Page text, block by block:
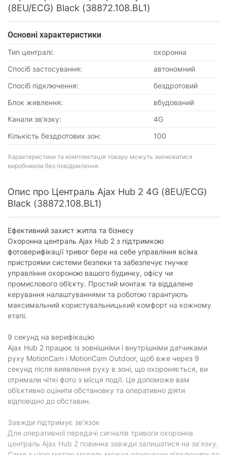
(8EU/ECG) Black (38872.108.BL1)
Основнi характеристики
Тип централі:
охоронна
Спосіб застосування:
автономний
Спосіб підключення:
бездротовий
Блок живлення:
вбудований
Канали зв'язку:
4G
Кількість бездротових зон:
100
Характеристики та комплектація товару можуть змінюватися
виробником без повідомлення.
Опис про Централь Ajax Hub 2 4G (8EU/ECG)
Black (38872.108.BL1)
Ефективний захист житла та бізнесу
Охоронна централь Ajax Hub 2 з підтримкою
фотоверифікації тривог бере на себе управління всіма
пристроями системи безпеки та забезпечує гнучке
управління охороною вашого будинку, офісу чи
промислового об’єкту. Простий монтаж та віддалене
керування налаштуваннями та роботою гарантують
максимальний користувальницький комфорт на кожному
етапі.
9 секунд на верифікацію
Ajax Hub 2 працює із зовнішніми і внутрішніми датчиками
руху MotionCam і MotionCam Outdoor, щоб вже через 9
секунд після виявлення руху в зоні, що охороняється, ви
отримали чіткі фото з місця події. Це допоможе вам
об’єктивно оцінити обстановку та оперативно діяти
відповідно до обставин.
Завжди підтримує зв’язок
Для оперативної передачі сигналів тривоги охоронна
централь Ajax Hub 2 повинна завжди залишатися на зв’язку.